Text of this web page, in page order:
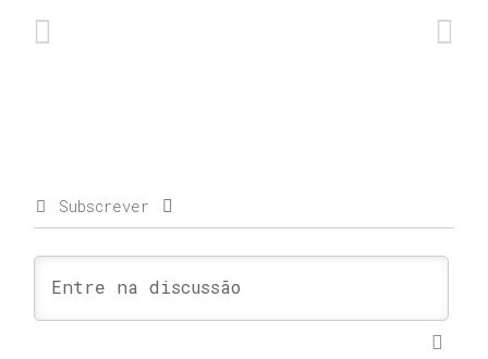
Subscrever